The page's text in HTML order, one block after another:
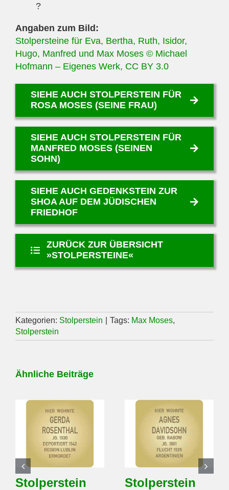
?
Angaben zum Bild:
Stolpersteine für Eva, Bertha, Ruth, Isidor,
Hugo, Manfred und Max Moses © Michael
Hofmann – Eigenes Werk, CC BY 3.0
SIEHE AUCH STOLPERSTEIN FÜR
ROSA MOSES (SEINE FRAU)
SIEHE AUCH STOLPERSTEIN FÜR
MANFRED MOSES (SEINEN
SOHN)
SIEHE AUCH GEDENKSTEIN ZUR
SHOA AUF DEM JÜDISCHEN
FRIEDHOF
ZURÜCK ZUR ÜBERSICHT
»STOLPERSTEINE«
Kategorien: Stolperstein Tags: Max Moses,
Stolperstein
Ähnliche Beiträge
Stolperstein Stolperstein